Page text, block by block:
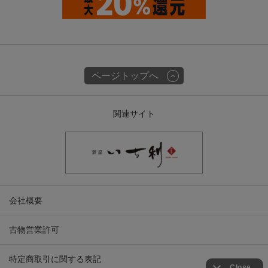
ページトップへ
関連サイト
会社概要
古物営業許可
特定商取引に関する表記